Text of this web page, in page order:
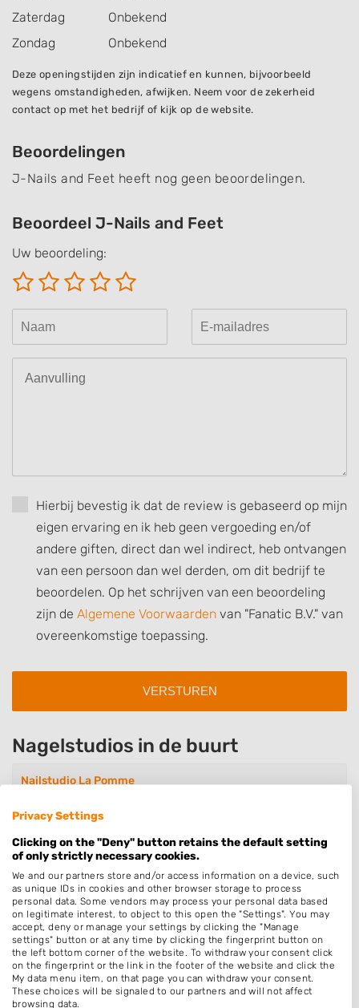
Zaterdag
Onbekend
Zondag
Onbekend
Deze openingstijden zijn indicatief en kunnen, bijvoorbeeld
wegens omstandigheden, afwijken. Neem voor de zekerheid
contact op met het bedrijf of kijk op de website.
Beoordelingen
J-Nails and Feet heeft nog geen beoordelingen.
Beoordeel J-Nails and Feet
Uw beoordeling:
Hierbij bevestig ik dat de review is gebaseerd op mijn
eigen ervaring en ik heb geen vergoeding en/of
andere giften, direct dan wel indirect, heb ontvangen
van een persoon dan wel derden, om dit bedrijf te
beoordelen. Op het schrijven van een beoordeling
zijn de Algemene Voorwaarden van "Fanatic B.V." van
overeenkomstige toepassing.
Nagelstudios in de buurt
Nailstudio La Pomme
3466LW Waarder
Linhsan Nagelstudio
Molenvlietbrink 230
3448HS Woerden
Op 5,04 km afstand
Amber Nails
Privacy Settings
Clicking on the "Deny" button retains the default setting
of only strictly necessary cookies.
We and our partners store and/or access information on a device, such
as unique IDs in cookies and other browser storage to process
personal data. Some vendors may process your personal data based
on legitimate interest, to object to this open the "Settings". You may
accept, deny or manage your settings by clicking the "Manage
settings" button or at any time by clicking the fingerprint button on
the left bottom corner of the website. To withdraw your consent click
on the fingerprint or the link in the footer of the website and click the
My data menu item, on that page you can withdraw your consent.
These choices will be signaled to our partners and will not affect
browsing data.